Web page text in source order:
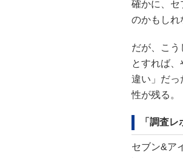
確かに、セ
のかもしれ
だが、こう
とすれば
違い」だっ
性が残る。
「調査
セブン&ア